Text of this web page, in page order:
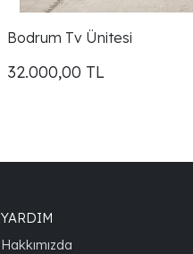
Bodrum Tv Ünitesi
32.000,00 TL
YARDIM
Hakkımızda